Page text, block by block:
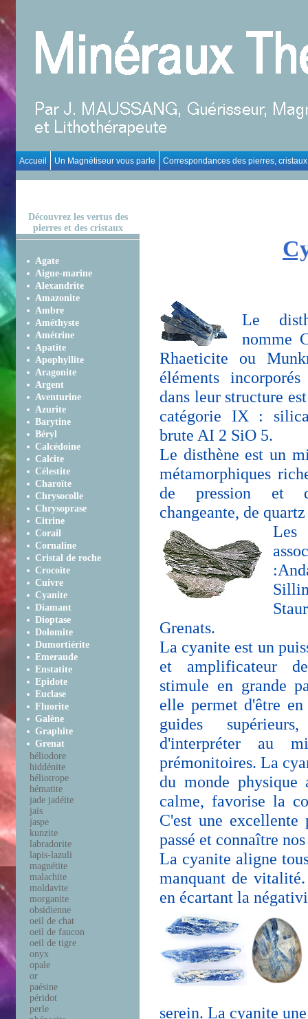
Accueil Un Magnétiseur vous parle Correspondances des pierres,
Le
nomme
Rhaeticite ou
éléments
dans leur structure
catégorie IX :
brute AI 2 SiO 5.
Le disthène est un
métamorphiques
de pression et
changeante, de
Grenats.
La cyanite est un
et amplificateur
stimule en grande
elle permet d'être
guides
d'interpréter au
prémonitoires. La
du monde physique
calme, favorise la
C'est une
passé et connaître
La cyanite aligne
manquant de
en écartant la
serein. La cyanite
Découvrez les vertus des
pierres et des cristaux
Agate
Aigue-marine
Alexandrite
Amazonite
Ambre
Améthyste
Amétrine
Apatite
Apophyllite
Aragonite
Argent
Aventurine
Azurite
Barytine
Béryl
Calcédoine
Calcite
Célestite
Charoïte
Chrysocolle
Chrysoprase
Citrine
Corail
Cornaline
Cristal de roche
Crocoïte
Cuivre
Cyanite
Diamant
Dioptase
Dolomite
Dumortiérite
Emeraude
Enstatite
Epidote
Euclase
Fluorite
Galène
Graphite
Grenat
héliodore
hiddénite
héliotrope
hématite
jade jadéite
jais
jaspe
kunzite
labradorite
lapis-lazuli
magnétite
malachite
moldavite
morganite
obsidienne
oeil de chat
oeil de faucon
oeil de tigre
onyx
opale
or
paésine
péridot
perle